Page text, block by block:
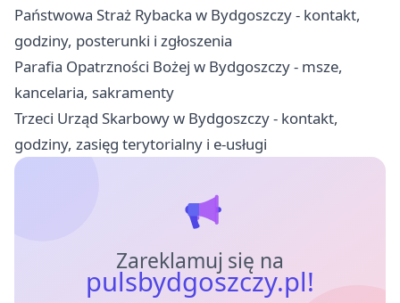
Państwowa Straż Rybacka w Bydgoszczy - kontakt,
godziny, posterunki i zgłoszenia
Parafia Opatrzności Bożej w Bydgoszczy - msze,
kancelaria, sakramenty
Trzeci Urząd Skarbowy w Bydgoszczy - kontakt,
godziny, zasięg terytorialny i e-usługi
Zareklamuj się na
pulsbydgoszczy.pl!